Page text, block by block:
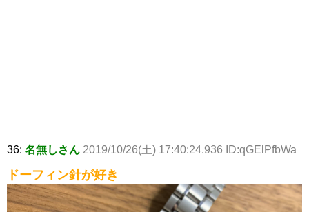
36: 名無しさん 2019/10/26(土) 17:40:24.936 ID:qGElPfbWa
ドーフィン針が好き